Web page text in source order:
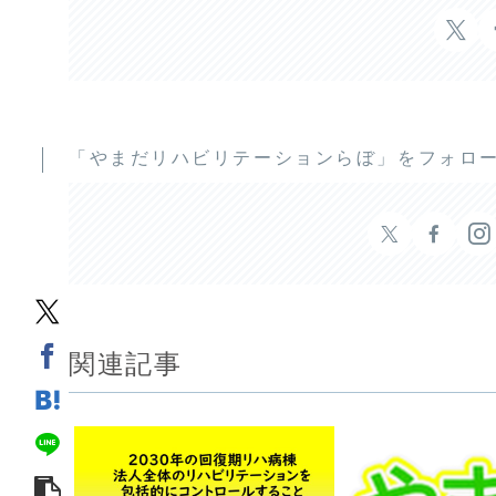
「やまだリハビリテーションらぼ」をフォロ
関連記事